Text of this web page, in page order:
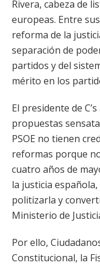
Rivera, cabeza de
europeas. Entre
reforma de la
separación de
partidos y del
mérito en los
El presidente de
propuestas
PSOE no tienen
reformas porque
cuatro años de
la justicia
politizarla y
Ministerio de
Por ello,
Constitucional, la